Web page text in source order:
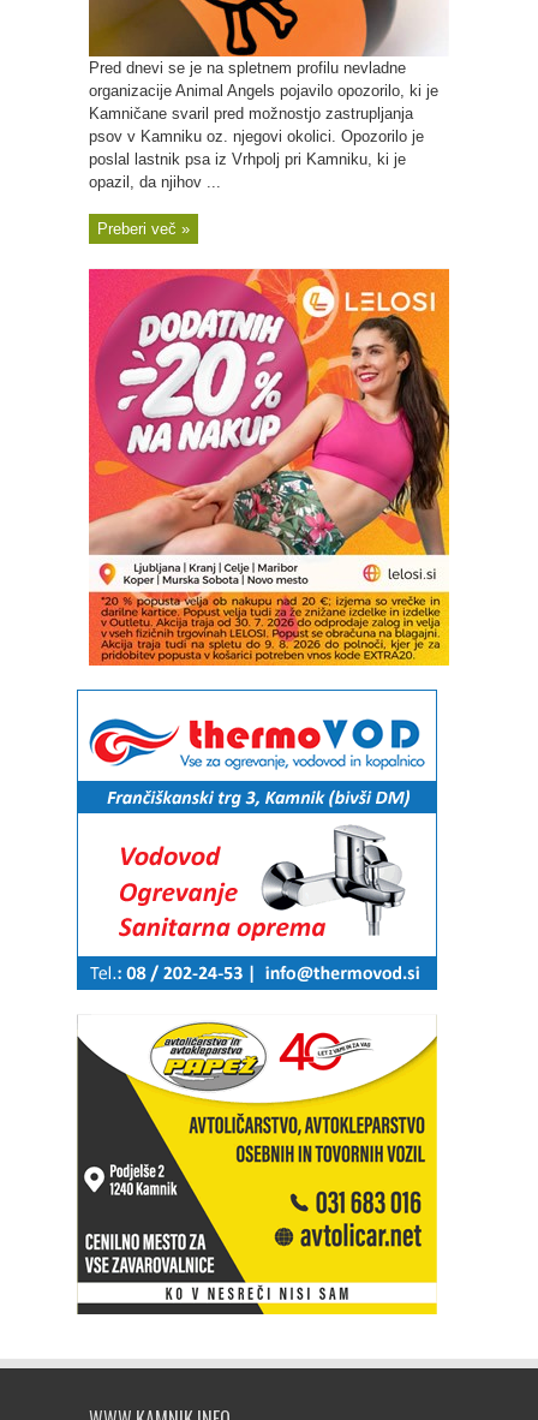
Pred dnevi se je na spletnem profilu nevladne
organizacije Animal Angels pojavilo opozorilo, ki je
Kamničane svaril pred možnostjo zastrupljanja
psov v Kamniku oz. njegovi okolici. Opozorilo je
poslal lastnik psa iz Vrhpolj pri Kamniku, ki je
opazil, da njihov ...
Preberi več »